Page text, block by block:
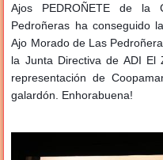
Ajos PEDROÑETE de la
Pedroñeras ha conseguido
Ajo Morado de Las
la Junta Directiva de ADI El
representación de
galardón. Enhorabuena!